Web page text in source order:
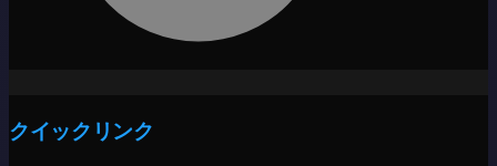
クイックリンク